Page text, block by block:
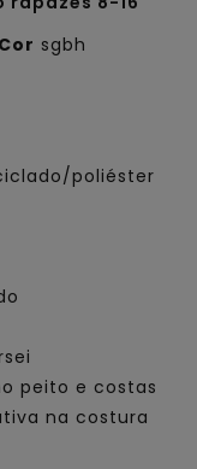
sgbh
poliéster
peito e costas
na costura